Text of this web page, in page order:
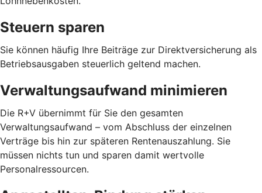
Steuern sparen
Sie können häufig Ihre Beiträge zur Direktversicherung als
Betriebsausgaben steuerlich geltend machen.
Verwaltungsaufwand minimieren
Die R+V übernimmt für Sie den gesamten
Verwaltungsaufwand – vom Abschluss der einzelnen
Verträge bis hin zur späteren Rentenauszahlung. Sie
müssen nichts tun und sparen damit wertvolle
Personalressourcen.